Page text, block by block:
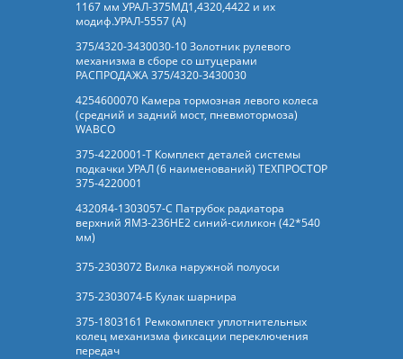
1167 мм УРАЛ-375МД1,4320,4422 и их
модиф.УРАЛ-5557 (А)
375/4320-3430030-10 Золотник рулевого
механизма в сборе со штуцерами
РАСПРОДАЖА 375/4320-3430030
4254600070 Камера тормозная левого колеса
(средний и задний мост, пневмотормоза)
WABCO
375-4220001-Т Комплект деталей системы
подкачки УРАЛ (6 наименований) ТЕХПРОСТОР
375-4220001
4320Я4-1303057-С Патрубок радиатора
верхний ЯМЗ-236НЕ2 синий-силикон (42*540
мм)
375-2303072 Вилка наружной полуоси
375-2303074-Б Кулак шарнира
375-1803161 Ремкомплект уплотнительных
колец механизма фиксации переключения
передач